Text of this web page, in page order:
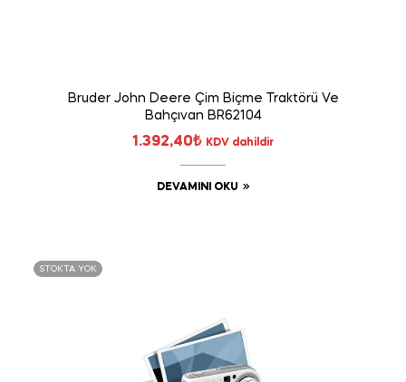
Bruder John Deere Çim Biçme Traktörü Ve
Bahçıvan BR62104
1.392,40₺ KDV dahildir
DEVAMINI OKU
STOKTA YOK